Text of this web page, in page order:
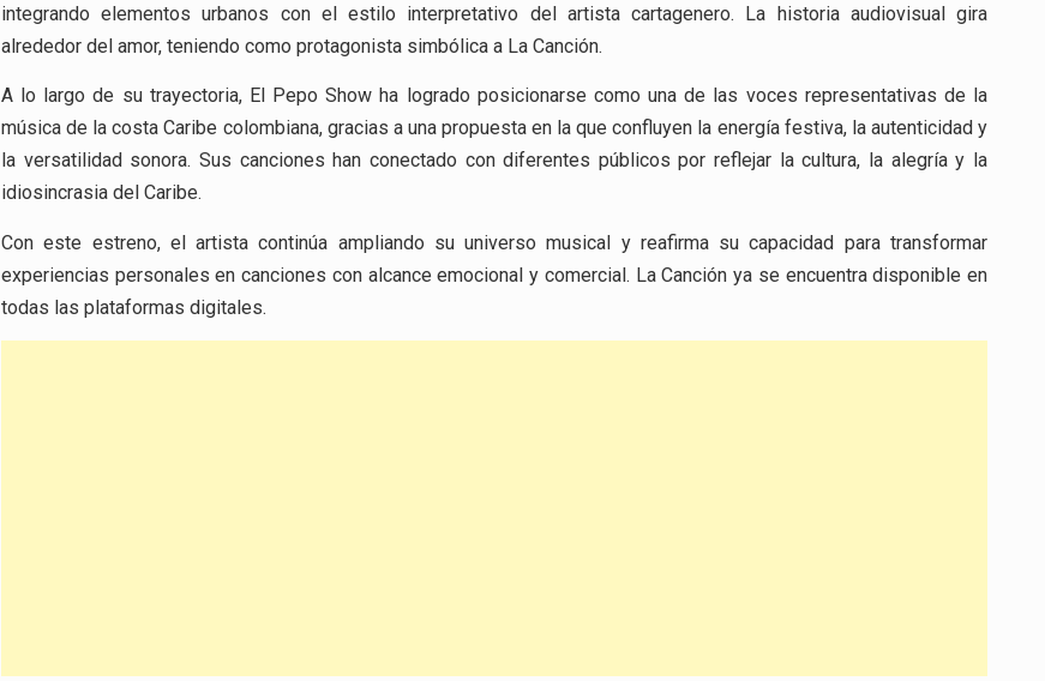
integrando elementos urbanos con el estilo interpretativo del artista cartagenero. La historia audiovisual gira
alrededor del amor, teniendo como protagonista simbólica a La Canción.
A lo largo de su trayectoria, El Pepo Show ha logrado posicionarse como una de las voces representativas de la
música de la costa Caribe colombiana, gracias a una propuesta en la que confluyen la energía festiva, la autenticidad y
la versatilidad sonora. Sus canciones han conectado con diferentes públicos por reflejar la cultura, la alegría y la
idiosincrasia del Caribe.
Con este estreno, el artista continúa ampliando su universo musical y reafirma su capacidad para transformar
experiencias personales en canciones con alcance emocional y comercial. La Canción ya se encuentra disponible en
todas las plataformas digitales.